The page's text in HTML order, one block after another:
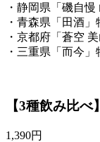
・静岡県「磯自
・青森県「田酒
・京都府「蒼空
・三重県「而今
【3種飲み比べ】
1,390円